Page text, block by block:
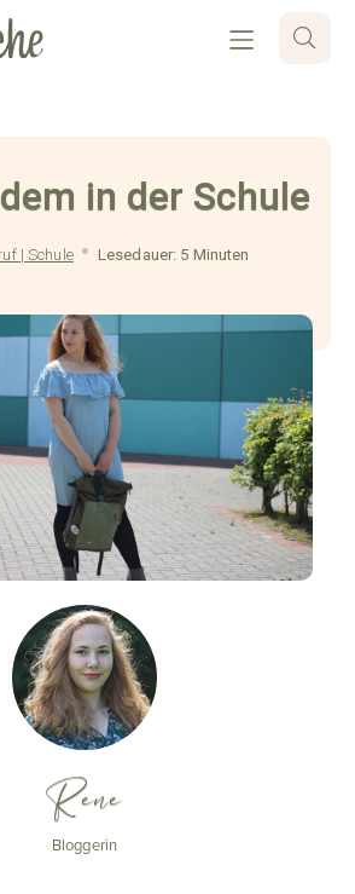
in der Schule
| Schule Lesedauer: 5 Minuten
Rene
Bloggerin